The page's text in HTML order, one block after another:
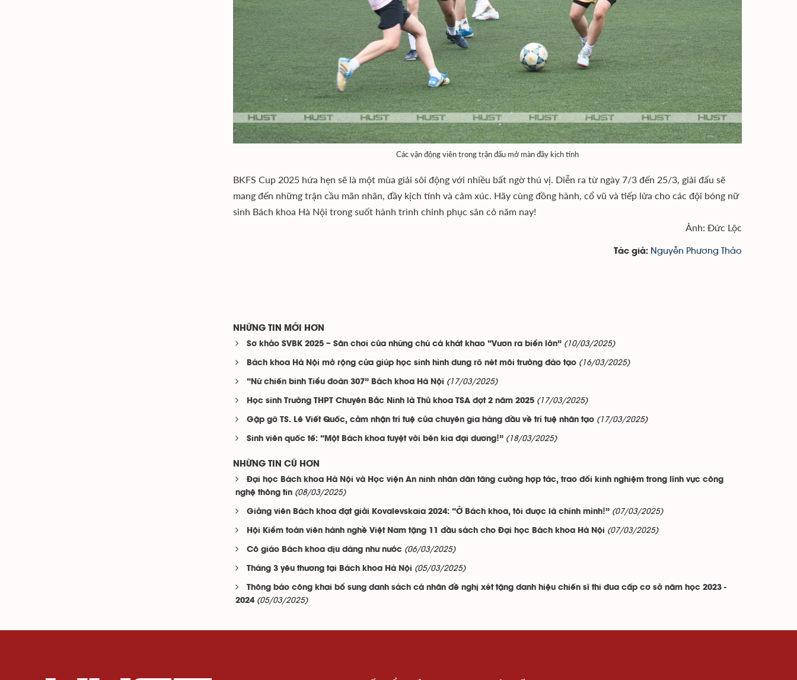
Các vận động viên trong trận đấu mở màn đầy kịch tính
BKFS Cup 2025 hứa hẹn sẽ là một mùa giải sôi động với nhiều bất ngờ thú vị. Diễn ra từ ngày 7/3 đến 25/3, giải đấu sẽ
mang đến những trận cầu mãn nhãn, đầy kịch tính và cảm xúc. Hãy cùng đồng hành, cổ vũ và tiếp lửa cho các đội bóng nữ
sinh Bách khoa Hà Nội trong suốt hành trình chinh phục sân cỏ năm nay!
Ảnh: Đức Lộc
Tác giả: Nguyễn Phương Thảo
NHỮNG TIN MỚI HƠN
Sơ khảo SVBK 2025 – Sân chơi của những chú cá khát khao “Vươn ra biển lớn” (10/03/2025)
Bách khoa Hà Nội mở rộng cửa giúp học sinh hình dung rõ nét môi trường đào tạo (16/03/2025)
“Nữ chiến binh Tiểu đoàn 307” Bách khoa Hà Nội (17/03/2025)
Học sinh Trường THPT Chuyên Bắc Ninh là Thủ khoa TSA đợt 2 năm 2025 (17/03/2025)
Gặp gỡ TS. Lê Viết Quốc, cảm nhận trí tuệ của chuyên gia hàng đầu về trí tuệ nhân tạo (17/03/2025)
Sinh viên quốc tế: “Một Bách khoa tuyệt vời bên kia đại dương!” (18/03/2025)
NHỮNG TIN CŨ HƠN
Đại học Bách khoa Hà Nội và Học viện An ninh nhân dân tăng cường hợp tác, trao đổi kinh nghiệm trong lĩnh vực công
nghệ thông tin (08/03/2025)
Giảng viên Bách khoa đạt giải Kovalevskaia 2024: “Ở Bách khoa, tôi được là chính mình!” (07/03/2025)
Hội Kiểm toán viên hành nghề Việt Nam tặng 11 đầu sách cho Đại học Bách khoa Hà Nội (07/03/2025)
Cô giáo Bách khoa dịu dàng như nước (06/03/2025)
Tháng 3 yêu thương tại Bách khoa Hà Nội (05/03/2025)
Thông báo công khai bổ sung danh sách cá nhân đề nghị xét tặng danh hiệu chiến sĩ thi đua cấp cơ sở năm học 2023 -
2024 (05/03/2025)